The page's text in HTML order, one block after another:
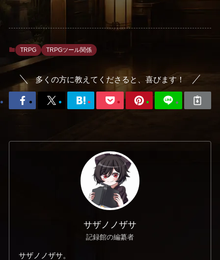
TRPG TRPGツール関係
多くの方に教えてくださると、喜びます！
サザノノザサ
記録館の編纂者
サザノノザサ。